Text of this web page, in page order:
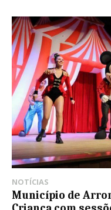
NOTÍCIAS
Município de